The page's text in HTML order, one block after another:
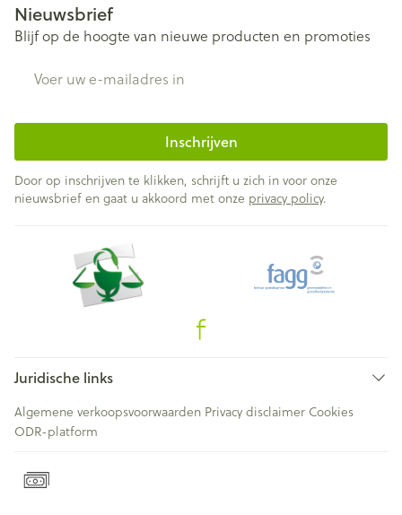
Nieuwsbrief
Blijf op de hoogte van nieuwe producten en promoties
Inschrijven
Door op inschrijven te klikken, schrijft u zich in voor onze
nieuwsbrief en gaat u akkoord met onze privacy policy.
Juridische links
Algemene verkoopsvoorwaarden Privacy disclaimer Cookies
ODR-platform